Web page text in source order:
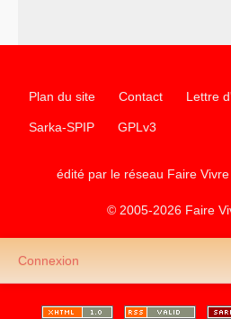
Plan du site Contact Lettre
Sarka-SPIP GPLv3
édité par le réseau Faire
© 2005-2026 Faire
Connexion